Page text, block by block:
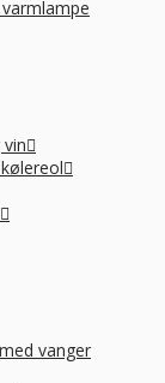
vanger